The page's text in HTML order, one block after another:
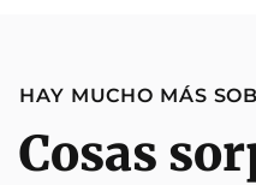
HAY MUCHO MÁS
Cosas